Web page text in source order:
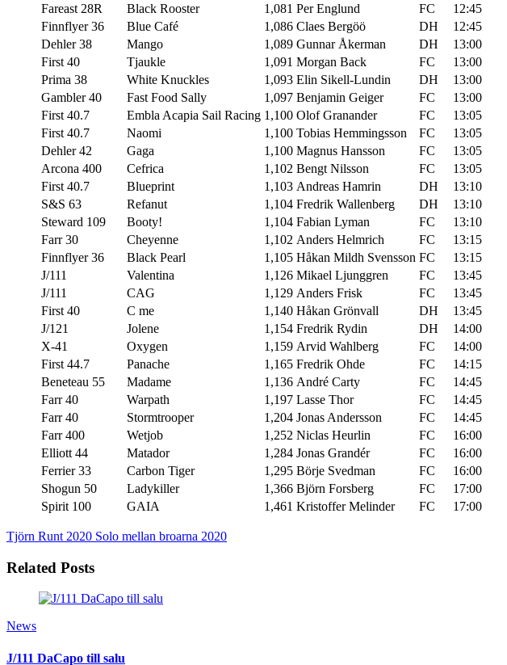
Fareast 28R
Black Rooster 1,081 Per Englund FC
12:45
Finnflyer 36
Blue Café 1,086 Claes Bergöö DH
12:45
Dehler 38
Mango 1,089 Gunnar Åkerman DH
13:00
First 40
Tjaukle 1,091 Morgan Back FC
13:00
Prima 38
White Knuckles 1,093 Elin Sikell-Lundin DH
13:00
Gambler 40
Fast Food Sally 1,097 Benjamin Geiger FC
13:00
First 40.7
Embla Acapia Sail Racing 1,100 Olof Granander FC
13:05
First 40.7
Naomi 1,100 Tobias Hemmingsson FC
13:05
Dehler 42
Gaga 1,100 Magnus Hansson FC
13:05
Arcona 400
Cefrica 1,102 Bengt Nilsson FC
13:05
First 40.7
Blueprint 1,103 Andreas Hamrin DH
13:10
S&S 63
Refanut 1,104 Fredrik Wallenberg DH
13:10
Steward 109
Booty! 1,104 Fabian Lyman FC
13:10
Farr 30
Cheyenne 1,102 Anders Helmrich FC
13:15
Finnflyer 36
Black Pearl 1,105 Håkan Mildh Svensson FC
13:15
J/111
Valentina 1,126 Mikael Ljunggren FC
13:45
J/111
CAG 1,129 Anders Frisk FC
13:45
First 40
C me 1,140 Håkan Grönvall DH
13:45
J/121
Jolene 1,154 Fredrik Rydin DH
14:00
X-41
Oxygen 1,159 Arvid Wahlberg FC
14:00
First 44.7
Panache 1,165 Fredrik Ohde FC
14:15
Beneteau 55
Madame 1,136 André Carty FC
14:45
Farr 40
Warpath 1,197 Lasse Thor FC
14:45
Farr 40
Stormtrooper 1,204 Jonas Andersson FC
14:45
Farr 400
Wetjob 1,252 Niclas Heurlin FC
16:00
Elliott 44
Matador 1,284 Jonas Grandér FC
16:00
Ferrier 33
Carbon Tiger 1,295 Börje Svedman FC
16:00
Shogun 50
Ladykiller 1,366 Björn Forsberg FC
17:00
Spirit 100
GAIA 1,461 Kristoffer Melinder FC 17:00
Tjörn Runt 2020 Solo mellan broarna 2020
Related Posts
News
J/111 DaCapo till salu